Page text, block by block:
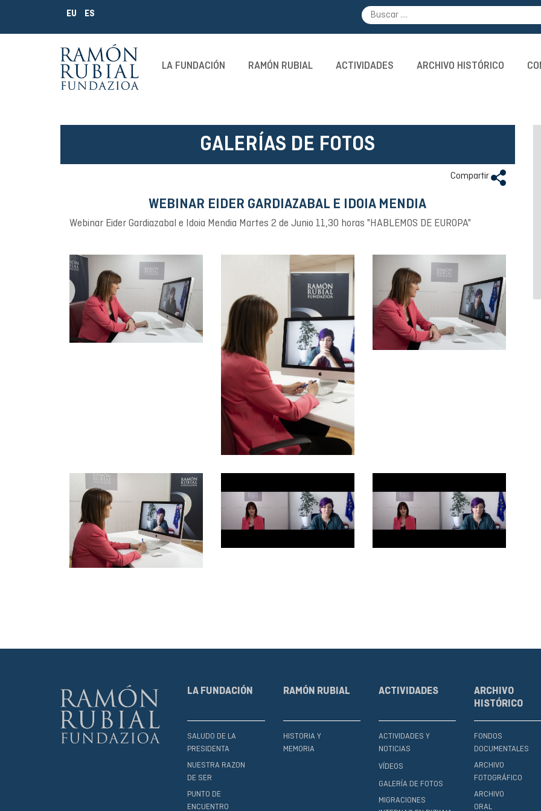
EU ES
LA FUNDACIÓN RAMÓN RUBIAL ACTIVIDADES ARCHIVO HISTÓRICO
GALERÍAS DE FOTOS
Compartir
WEBINAR EIDER GARDIAZABAL E IDOIA MENDIA
Webinar Eider Gardiazabal e Idoia Mendia Martes 2 de Junio 11,30 horas "HABLEMOS DE EUROPA"
LA FUNDACIÓN
SALUDO DE LA
PRESIDENTA
NUESTRA RAZON
DE SER
PUNTO DE
ENCUENTRO
RAMÓN RUBIAL
HISTORIA Y
MEMORIA
ACTIVIDADES
ACTIVIDADES Y
NOTICIAS
VÍDEOS
GALERÍA DE FOTOS
MIGRACIONES
ARCHIVO
HISTÓRICO
FONDOS
DOCUMENTALES
ARCHIVO
FOTOGRÁFICO
ARCHIVO
ORAL